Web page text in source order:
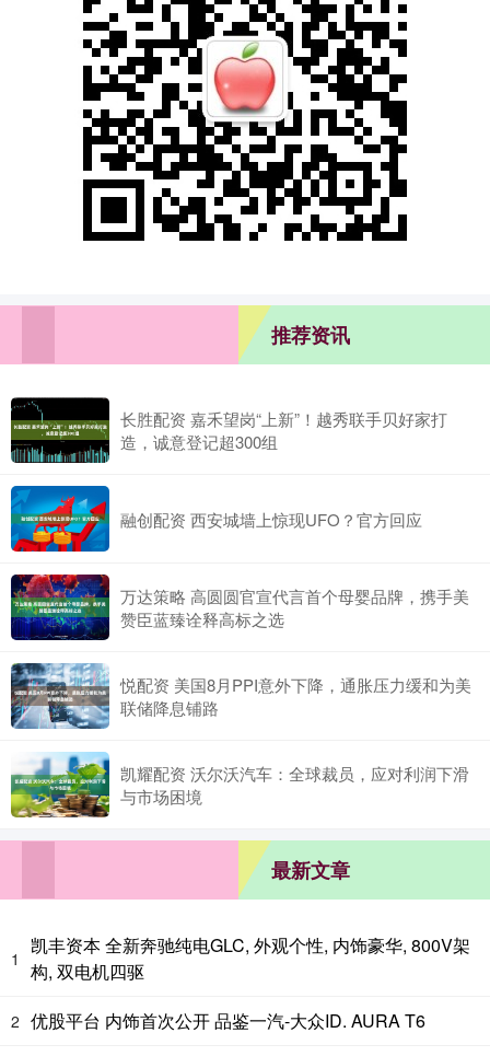
推荐资讯
长胜配资 嘉禾望岗“上新”！越秀联手贝好家打
造，诚意登记超300组
融创配资 西安城墙上惊现UFO？官方回应
万达策略 高圆圆官宣代言首个母婴品牌，携手美
赞臣蓝臻诠释高标之选
悦配资 美国8月PPI意外下降，通胀压力缓和为美
联储降息铺路
凯耀配资 沃尔沃汽车：全球裁员，应对利润下滑
与市场困境
最新文章
1
凯丰资本 全新奔驰纯电GLC, 外观个性, 内饰豪华, 800V架
构, 双电机四驱
2 优股平台 内饰首次公开 品鉴一汽-大众ID. AURA T6